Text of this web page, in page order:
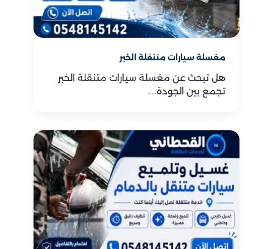
مغسلة سيارات متنقلة الخبر
هل تبحث عن مغسلة سيارات متنقلة الخبر
تجمع بين الجودة…